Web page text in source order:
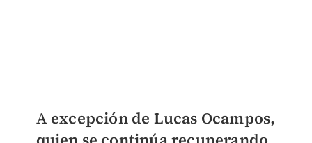
A excepción de Lucas Ocampos,